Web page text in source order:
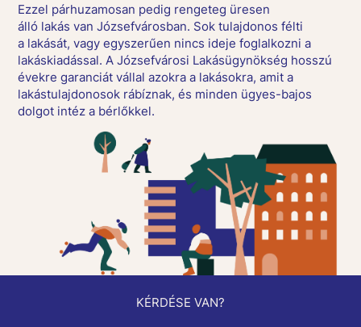
Ezzel párhuzamosan pedig rengeteg üresen
álló lakás van Józsefvárosban. Sok tulajdonos félti
a lakását, vagy egyszerűen nincs ideje foglalkozni a
lakáskiadással. A Józsefvárosi Lakásügynökség hosszú
évekre garanciát vállal azokra a lakásokra, amit a
lakástulajdonosok rábíznak, és minden ügyes-bajos
dolgot intéz a bérlőkkel.
KÉRDÉSE VAN?